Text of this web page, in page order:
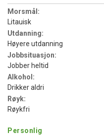
Morsmål:
Litauisk
Utdanning:
Høyere utdanning
Jobbsituasjon:
Jobber heltid
Alkohol:
Drikker aldri
Røyk:
Røykfri
Personlig